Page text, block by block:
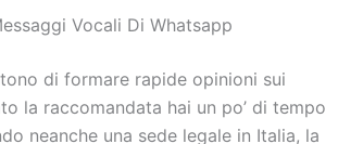
Vocali Di Whatsapp
di formare rapide opinioni sui
la raccomandata hai un po’ di tempo
neanche una sede legale in Italia, la